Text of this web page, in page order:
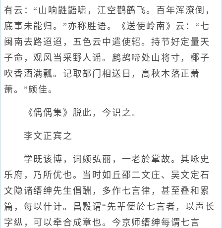
有云：“山响鼪鼯啸，江空鹳鹤飞。百年浑潦倒，
底事未能归。”亦称胜语。《送使岭南》云：“七
闽南去路迢迢，五色云中遣使轺。持节好定量天
子命，观风当采野人谣。鹧鸪啼处山将寸，椰子
吹香酒满瓢。记取都门相送日，高秋木落正萧
萧。”颇佳。
《偶偶集》脱此，今识之。
李文正宾之
学既该博，词颇弘丽，一老於掌故。其咏史
乐府，乃所优也。当时如丘邵二文庄、吴文定石
文隐诸缙绅先生倡酬，多作七言律，甚至叠和累
篇，每以什计。昌縠谓“先辈便於七言者，以声长
字纵，可以牵合成章也。今京师缙绅每谓七言